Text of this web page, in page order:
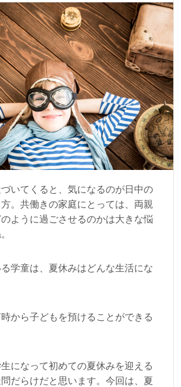
いてくると、気になるのが日中の
。共働きの家庭にとっては、両親
ように過ごさせるのかは大きな悩
る学童は、夏休みはどんな生活にな
時から子どもを預けることができる
になって初めての夏休みを迎える
だらけだと思います。今回は、夏